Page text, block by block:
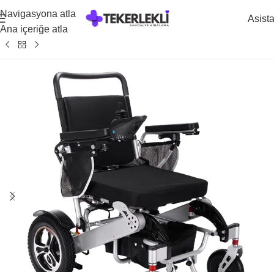
Navigasyona atla
Ana içeriğe atla
Ana Sayfa/Kiralık Akülü Tekerlekli Sandalye Modelleri